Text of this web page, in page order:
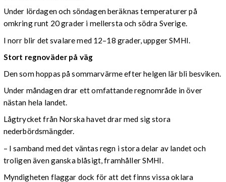
Under lördagen och söndagen beräknas temperaturer på
omkring runt 20 grader i mellersta och södra Sverige.
I norr blir det svalare med 12–18 grader, uppger SMHI.
Stort regnoväder på väg
Den som hoppas på sommarvärme efter helgen lär bli besviken.
Under måndagen drar ett omfattande regnområde in över
nästan hela landet.
Lågtrycket från Norska havet drar med sig stora
nederbördsmängder.
– I samband med det väntas regn i stora delar av landet och
troligen även ganska blåsigt, framhåller SMHI.
Myndigheten flaggar dock för att det finns vissa oklara